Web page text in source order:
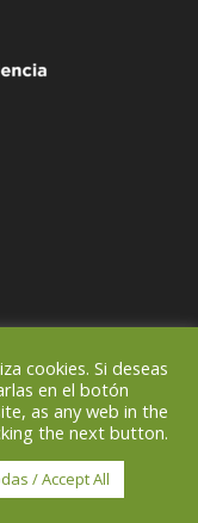
by Kriesi
de datos
cookies. Si deseas
en el botón
as any web in the
the next button.
/ Accept All